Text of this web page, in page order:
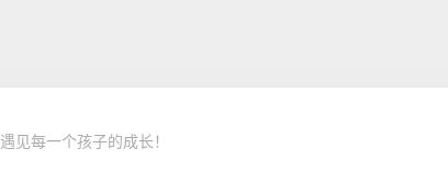
遇见每一个孩子的成长！